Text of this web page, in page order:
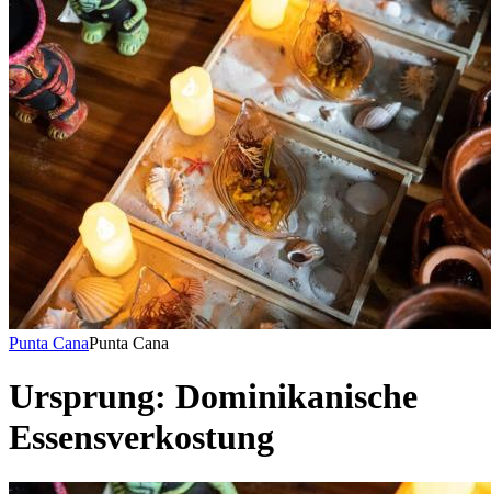
Punta CanaPunta Cana
Ursprung: Dominikanische
Essensverkostung